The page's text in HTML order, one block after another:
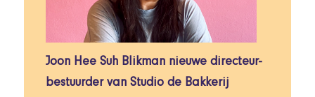
Joon Hee Suh Blikman nieuwe directeur-
bestuurder van Studio de Bakkerij